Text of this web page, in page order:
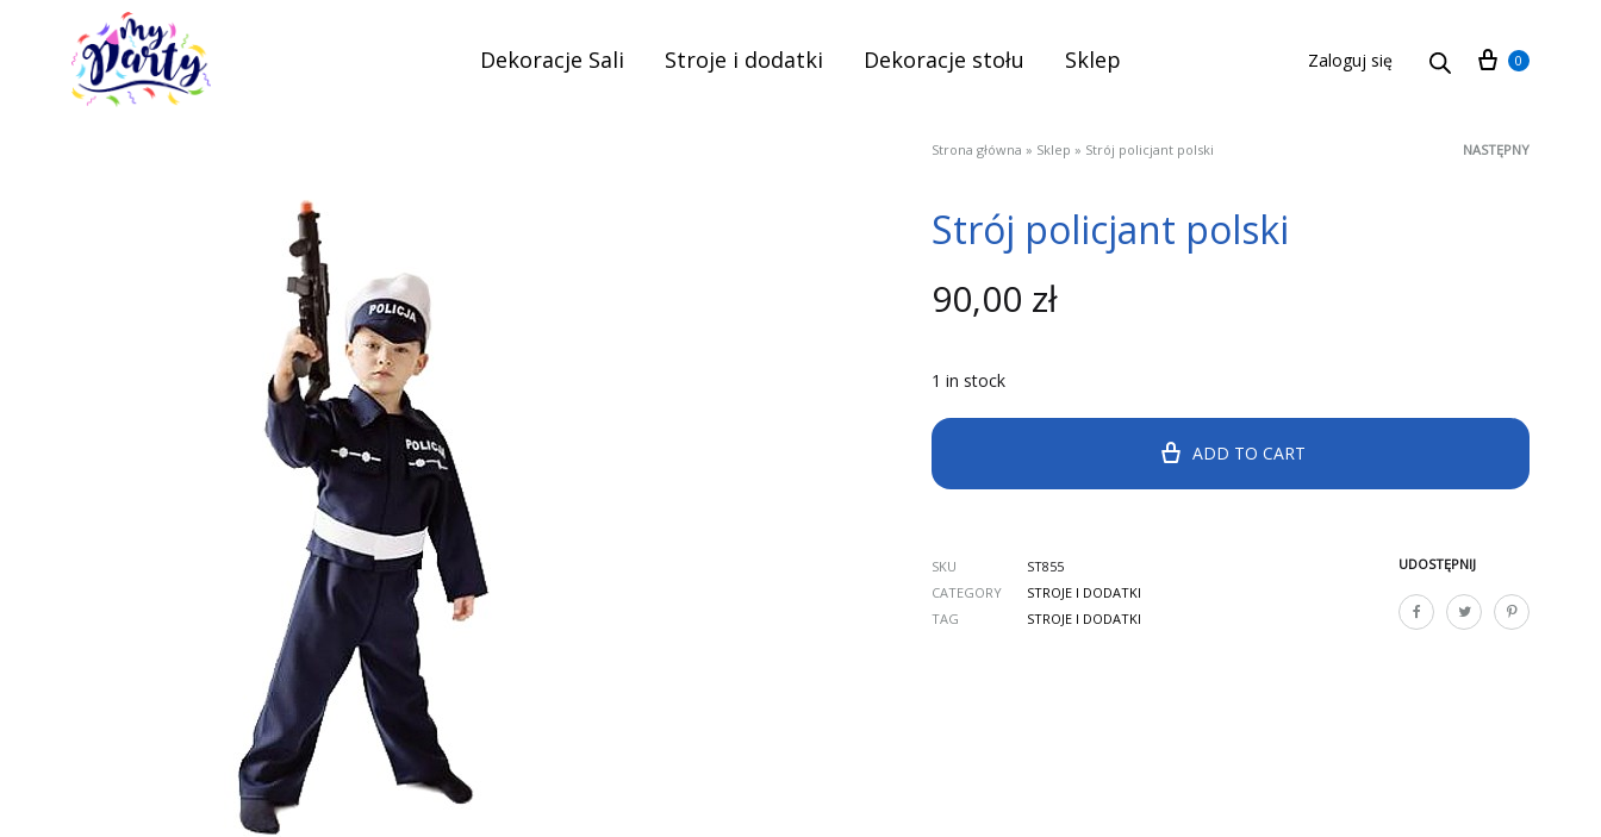
Dekoracje Sali Stroje i dodatki Dekoracje stołu Sklep Zaloguj się Cart
0
Strona główna » Sklep » Strój policjant polski
Product
NASTĘPNY
Strój policjant polski
90,00 zł
1 in stock
ADD TO CART
UDOSTĘPNIJ
SKU
ST855
CATEGORY
STROJE I DODATKI
TAG
STROJE I DODATKI